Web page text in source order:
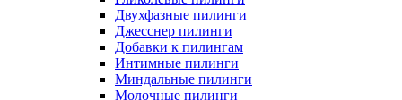
Двухфазные пилинги
Джесснер пилинги
Добавки к пилингам
Интимные пилинги
Миндальные пилинги
Молочные пилинги